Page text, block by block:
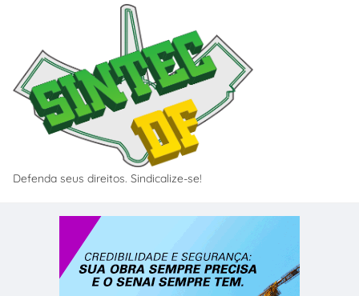
Defenda seus direitos. Sindicalize-se!